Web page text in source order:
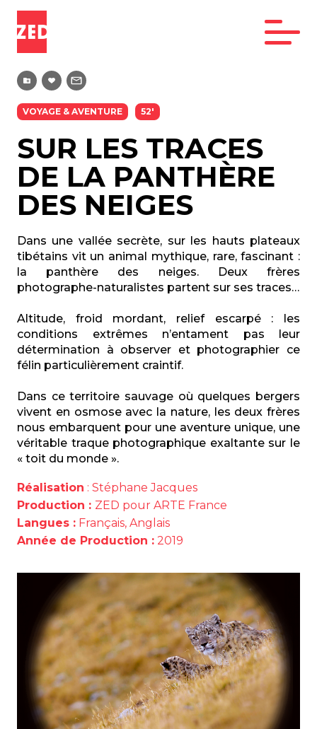
VOYAGE & AVENTURE 52'
SUR LES TRACES
DE LA PANTHÈRE
DES NEIGES
Dans une vallée secrète, sur les hauts plateaux
tibétains vit un animal mythique, rare, fascinant :
la panthère des neiges. Deux frères
photographe-naturalistes partent sur ses traces…
Altitude, froid mordant, relief escarpé : les
conditions extrêmes n’entament pas leur
détermination à observer et photographier ce
félin particulièrement craintif.
Dans ce territoire sauvage où quelques bergers
vivent en osmose avec la nature, les deux frères
nous embarquent pour une aventure unique, une
véritable traque photographique exaltante sur le
« toit du monde ».
Réalisation : Stéphane Jacques
Production : ZED pour ARTE France
Langues : Français, Anglais
Année de Production : 2019